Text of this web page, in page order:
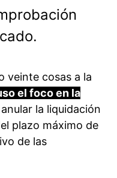
veinte cosas a la
el foco en la
la liquidación
plazo máximo de
de las